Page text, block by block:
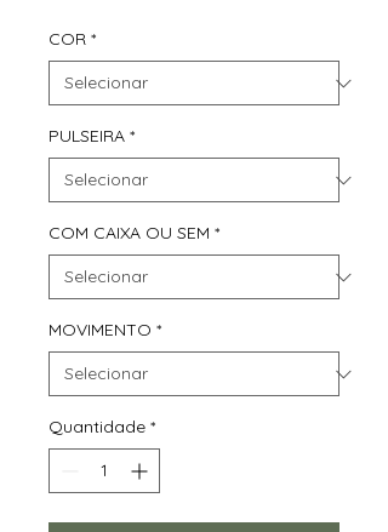
COR *
PULSEIRA *
COM CAIXA OU SEM *
MOVIMENTO *
Quantidade *